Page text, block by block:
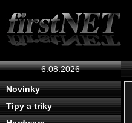
6.08.2026
Novinky
Tipy a triky